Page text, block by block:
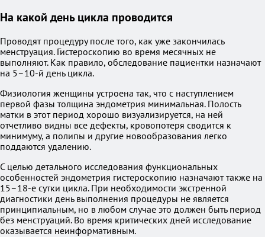
На какой день цикла проводится
Проводят процедуру после того, как уже закончилась
менструация. Гистероскопию во время месячных не
выполняют. Как правило, обследование пациентки назначают
на 5–10-й день цикла.
Физиология женщины устроена так, что с наступлением
первой фазы толщина эндометрия минимальная. Полость
матки в этот период хорошо визуализируется, на ней
отчетливо видны все дефекты, кровопотеря сводится к
минимуму, а полипы и другие новообразования легко
поддаются удалению.
С целью детального исследования функциональных
особенностей эндометрия гистероскопию назначают также на
15–18-е сутки цикла. При необходимости экстренной
диагностики день выполнения процедуры не является
принципиальным, но в любом случае это должен быть период
без менструаций. Во время критических дней исследование
оказывается неинформативным.